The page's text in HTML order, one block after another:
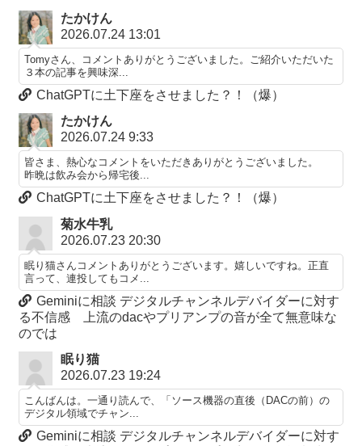
たかけん
2026.07.24 13:01
Tomyさん、コメントありがとうございました。ご紹介いただいた
３本の記事を興味深...
ChatGPTに土下座をさせました？！（爆）
たかけん
2026.07.24 9:33
皆さま、熱心なコメントをいただきありがとうございました。
昨晩は飲み会から帰宅後...
ChatGPTに土下座をさせました？！（爆）
菊水牛乳
2026.07.23 20:30
眠り猫さんコメントありがとうございます。嬉しいですね。正直
言って、連投してもコメ...
Geminiに相談 デジタルチャンネルデバイダーに対す
る不信感 上流のdacやプリアンプの音が全て無意味な
のでは
眠り猫
2026.07.23 19:24
こんばんは。一通り読んで、「ソース機器の直後（DACの前）の
デジタル領域でチャン...
Geminiに相談 デジタルチャンネルデバイダーに対す